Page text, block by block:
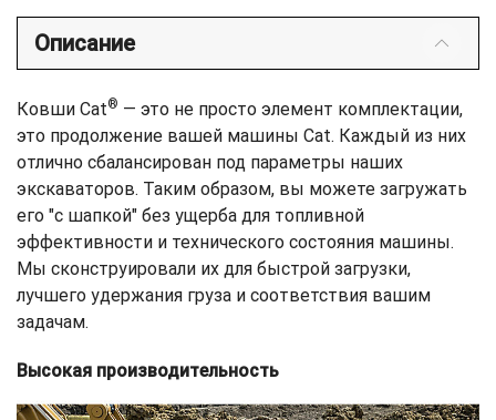
Описание
Ковши Cat® — это не просто элемент комплектации,
это продолжение вашей машины Cat. Каждый из них
отлично сбалансирован под параметры наших
экскаваторов. Таким образом, вы можете загружать
его "с шапкой" без ущерба для топливной
эффективности и технического состояния машины.
Мы сконструировали их для быстрой загрузки,
лучшего удержания груза и соответствия вашим
задачам.
Высокая производительность